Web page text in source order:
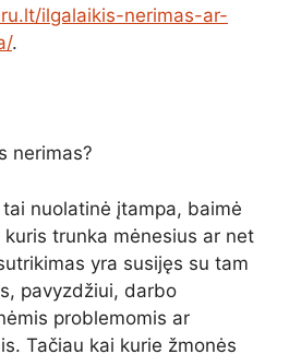
ilgalaikis-nerimas-ar-
.
nerimas?
nuolatinė įtampa, baimė
trunka mėnesius ar net
yra susijęs su tam
pavyzdžiui, darbo
problemomis ar
Tačiau kai kurie žmonės